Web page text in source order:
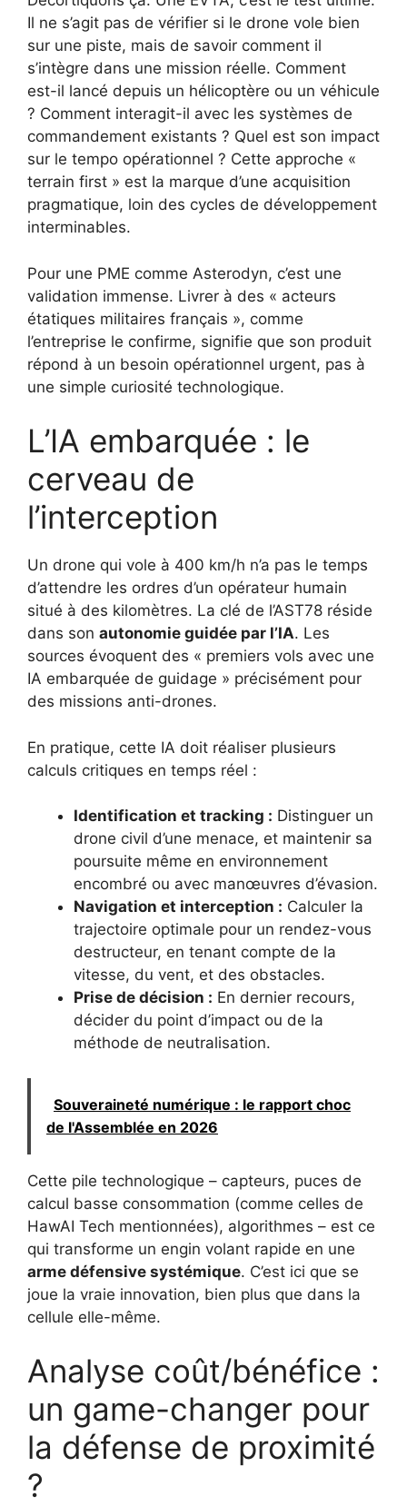
Il ne s’agit pas de vérifier si le drone vole bien
sur une piste, mais de savoir comment il
s’intègre dans une mission réelle. Comment
est-il lancé depuis un hélicoptère ou un véhicule
? Comment interagit-il avec les systèmes de
commandement existants ? Quel est son impact
sur le tempo opérationnel ? Cette approche «
terrain first » est la marque d’une acquisition
pragmatique, loin des cycles de développement
interminables.
Pour une PME comme Asterodyn, c’est une
validation immense. Livrer à des « acteurs
étatiques militaires français », comme
l’entreprise le confirme, signifie que son produit
répond à un besoin opérationnel urgent, pas à
une simple curiosité technologique.
L’IA embarquée : le
cerveau de
l’interception
Un drone qui vole à 400 km/h n’a pas le temps
d’attendre les ordres d’un opérateur humain
situé à des kilomètres. La clé de l’AST78 réside
dans son autonomie guidée par l’IA. Les
sources évoquent des « premiers vols avec une
IA embarquée de guidage » précisément pour
des missions anti-drones.
En pratique, cette IA doit réaliser plusieurs
calculs critiques en temps réel :
Identification et tracking : Distinguer un
drone civil d’une menace, et maintenir sa
poursuite même en environnement
encombré ou avec manœuvres d’évasion.
Navigation et interception : Calculer la
trajectoire optimale pour un rendez-vous
destructeur, en tenant compte de la
vitesse, du vent, et des obstacles.
Prise de décision : En dernier recours,
décider du point d’impact ou de la
méthode de neutralisation.
Souveraineté numérique : le rapport choc
de l'Assemblée en 2026
Cette pile technologique – capteurs, puces de
calcul basse consommation (comme celles de
HawAI Tech mentionnées), algorithmes – est ce
qui transforme un engin volant rapide en une
arme défensive systémique. C’est ici que se
joue la vraie innovation, bien plus que dans la
cellule elle-même.
Analyse coût/bénéfice :
un game-changer pour
la défense de proximité
?